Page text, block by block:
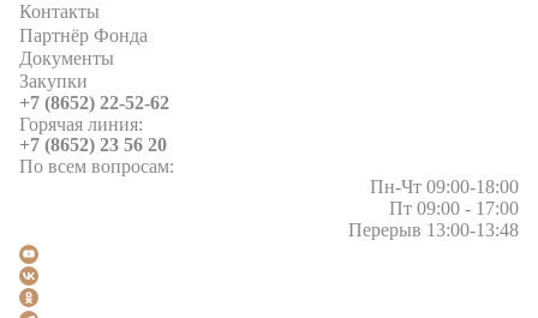
Контакты
Партнёр Фонда
Документы
Закупки
+7 (8652) 22-52-62
Горячая линия:
+7 (8652) 23 56 20
По всем вопросам:
Пн-Чт 09:00-18:00
Пт 09:00 - 17:00
Перерыв 13:00-13:48